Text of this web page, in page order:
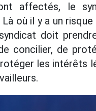
affectés, le
Là où il y a un
doit
concilier, de
les intérêts